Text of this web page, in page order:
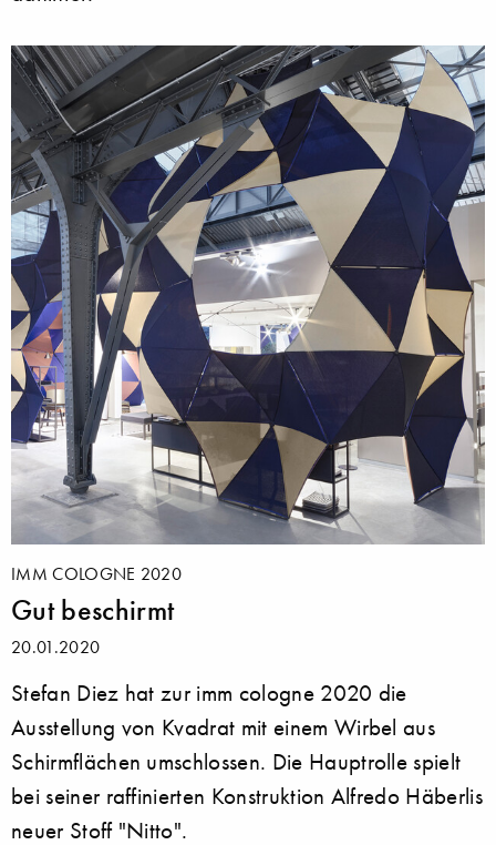
IMM COLOGNE 2020
Gut beschirmt
20.01.2020
Stefan Diez hat zur imm cologne 2020 die
Ausstellung von Kvadrat mit einem Wirbel aus
Schirmflächen umschlossen. Die Hauptrolle spielt
bei seiner raffinierten Konstruktion Alfredo Häberlis
neuer Stoff "Nitto".